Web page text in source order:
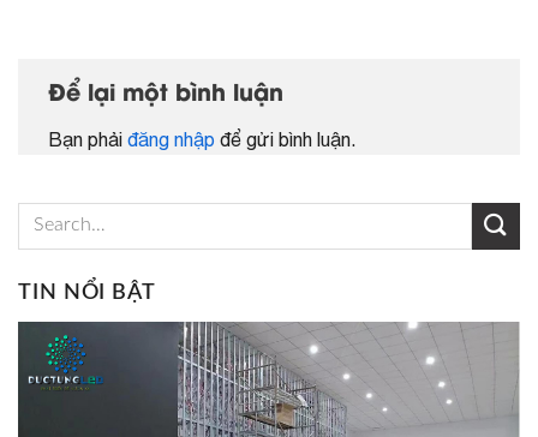
Để lại một bình luận
Bạn phải đăng nhập để gửi bình luận.
TIN NỔI BẬT